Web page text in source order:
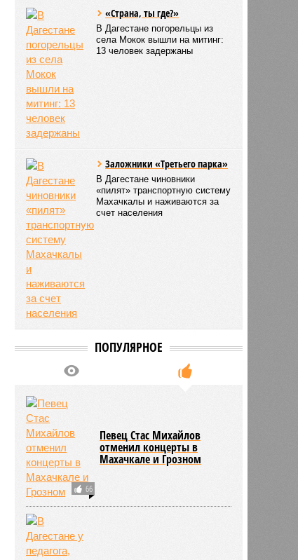
«Страна, ты где?»
В Дагестане погорельцы из
села Мокок вышли на митинг:
13 человек задержаны
Заложники «Третьего парка»
В Дагестане чиновники
«пилят» транспортную систему
Махачкалы и наживаются за
счет населения
ПОПУЛЯРНОЕ
66
Певец Стас Михайлов
отменил концерты в
Махачкале и Грозном